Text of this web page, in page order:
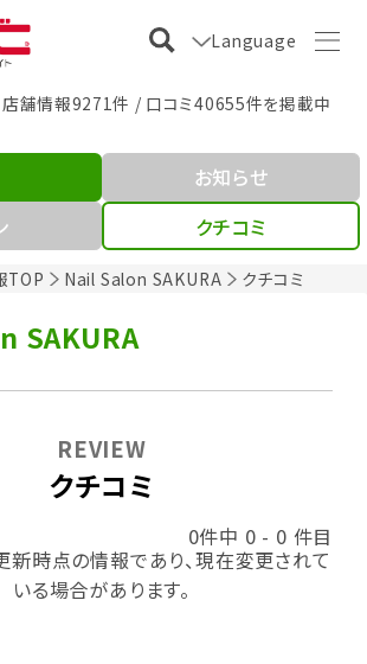
Language
店舗情報9271件 / 口コミ40655件を掲載中
TOP Nail Salon SAKURA クチコミ
お知らせ
クチコミ
SAKURA
クチコミ
REVIEW
0件中 0 - 0 件目
時点の情報であり、現在変更されて
いる場合があります。